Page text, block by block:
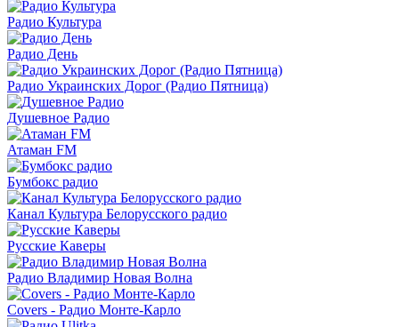
Радио Культура
Радио День
Радио Украинских Дорог (Радио Пятница)
Душевное Радио
Атаман FM
Бумбокс радио
Канал Культура Белорусского радио
Русские Каверы
Радио Владимир Новая Волна
Covers - Радио Монте-Карло